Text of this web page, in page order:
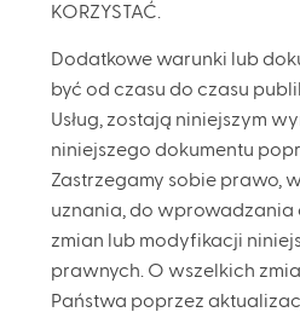
KORZYSTAĆ.
Dodatkowe warunki lub
być od czasu do czasu
Usług, zostają niniejszym
niniejszego dokumentu
Zastrzegamy sobie prawo,
uznania, do wprowadzania
zmian lub modyfikacji
prawnych. O wszelkich
Państwa poprzez